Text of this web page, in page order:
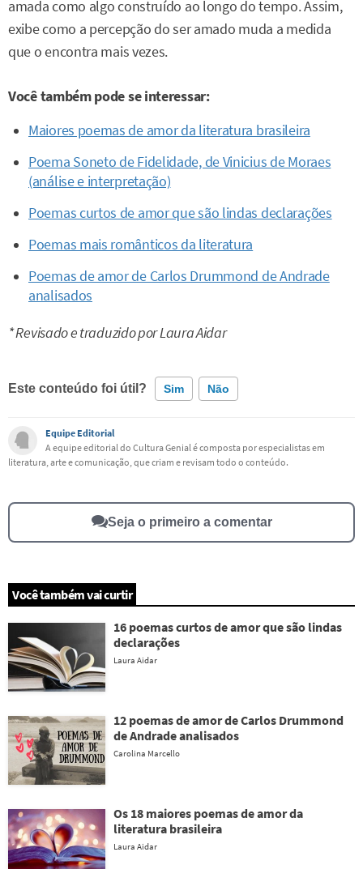
amada como algo construído ao longo do tempo. Assim,
exibe como a percepção do ser amado muda a medida
que o encontra mais vezes.
Você também pode se interessar:
Maiores poemas de amor da literatura brasileira
Poema Soneto de Fidelidade, de Vinicius de Moraes
(análise e interpretação)
Poemas curtos de amor que são lindas declarações
Poemas mais românticos da literatura
Poemas de amor de Carlos Drummond de Andrade
analisados
* Revisado e traduzido por Laura Aidar
Este conteúdo foi útil? Sim Não
Este conteúdo contém informação incorreta
Este conteúdo não tem a informação que procuro
Outro
Equipe Editorial
A equipe editorial do Cultura Genial é composta por especialistas em
literatura, arte e comunicação, que criam e revisam todo o conteúdo.
Seja o primeiro a comentar
Você também vai curtir
16 poemas curtos de amor que são lindas
declarações
Laura Aidar
12 poemas de amor de Carlos Drummond
de Andrade analisados
Carolina Marcello
Os 18 maiores poemas de amor da
literatura brasileira
Laura Aidar